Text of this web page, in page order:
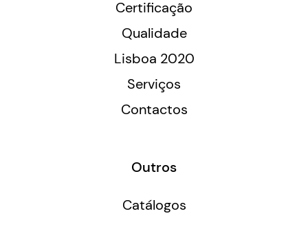
Certificação
Qualidade
Lisboa 2020
Serviços
Contactos
Outros
Catálogos